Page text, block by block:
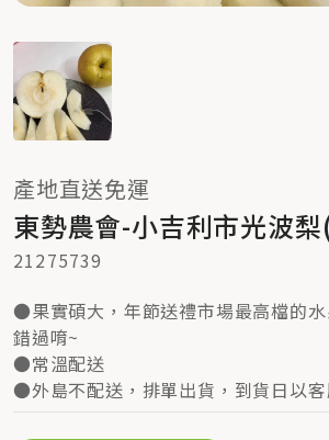
產地直送免運
東勢農會-小吉利市光波
21275739
●果實碩大，年節送禮市場最高檔的
錯過唷~
●常溫配送
●外島不配送，排單出貨，到貨日以